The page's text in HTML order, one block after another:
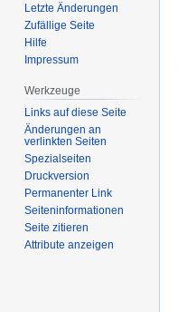
Letzte Änderungen
Zufällige Seite
Hilfe
Impressum
Werkzeuge
Links auf diese Seite
Änderungen an
verlinkten Seiten
Spezialseiten
Druckversion
Permanenter Link
Seiten­­informationen
Seite zitieren
Attribute anzeigen